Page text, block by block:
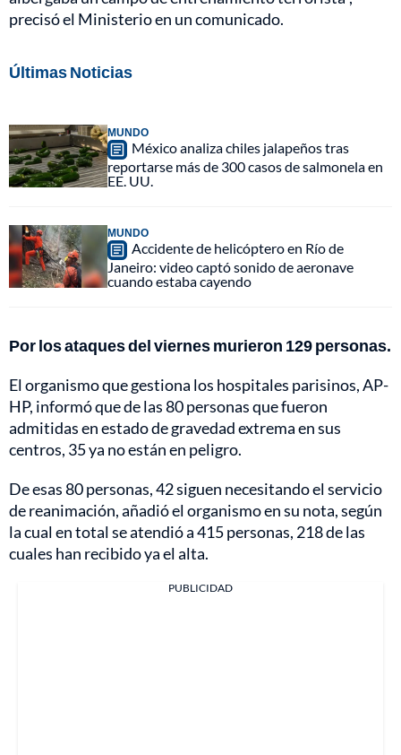
precisó el Ministerio en un comunicado.
Últimas Noticias
MUNDO
México analiza chiles jalapeños tras
reportarse más de 300 casos de salmonela en
EE. UU.
MUNDO
Accidente de helicóptero en Río de
Janeiro: video captó sonido de aeronave
cuando estaba cayendo
Por los ataques del viernes murieron 129 personas.
El organismo que gestiona los hospitales parisinos, AP-
HP, informó que de las 80 personas que fueron
admitidas en estado de gravedad extrema en sus
centros, 35 ya no están en peligro.
De esas 80 personas, 42 siguen necesitando el servicio
de reanimación, añadió el organismo en su nota, según
la cual en total se atendió a 415 personas, 218 de las
cuales han recibido ya el alta.
PUBLICIDAD